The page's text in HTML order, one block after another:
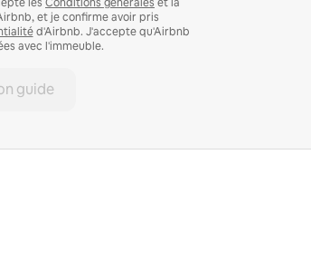
et je confirme avoir pris
d'Airbnb. J'accepte qu'Airbnb
avec l'immeuble.
guide